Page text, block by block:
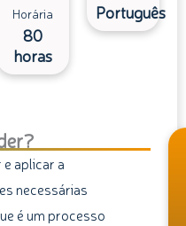
Horária
80
horas
Português
aplicar a
necessárias
é um processo